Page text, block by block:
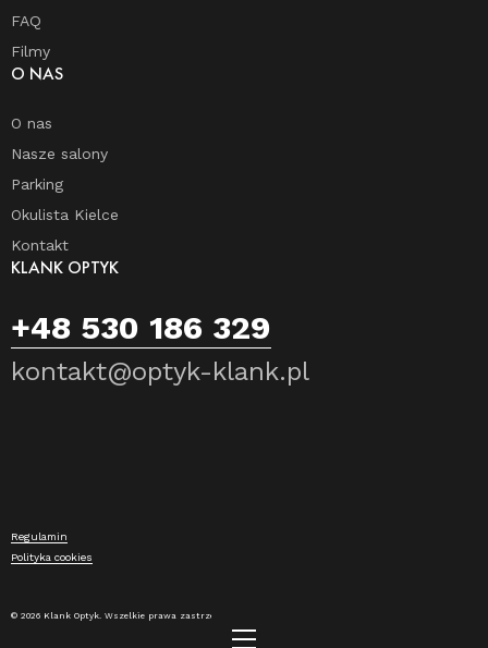
FAQ
Filmy
O NAS
O nas
Nasze salony
Parking
Okulista Kielce
Kontakt
KLANK OPTYK
+48 530 186 329
kontakt@optyk-klank.pl
© 2026 Klank Optyk. Wszelkie prawa zastrzeżone.
Regulamin
Polityka cookies